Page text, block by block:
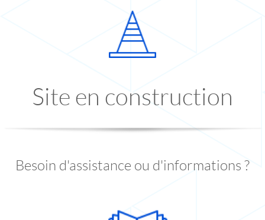
Site en construction
Besoin d'assistance ou d'informations ?